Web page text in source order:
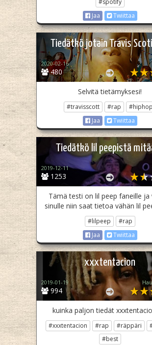
#spotify
Jaa
Twiittaa
Tiedätkö jotain Travis
480
2020-02-16
Selvitä tietämyksesi!
#travisscott #rap
#hiphop
Jaa
Twiittaa
Tiedätkö lil peepistä
1253
2019-12-11
Tämä testi on lil peep faneille ja
sinulle niin saat tietoa vähän lil
#lilpeep
#rap
Jaa
Twiittaa
xxxtentacion
994
2019-01-19
kuinka paljon tiedät
#xxxtentacion #rap #räppäri
#best